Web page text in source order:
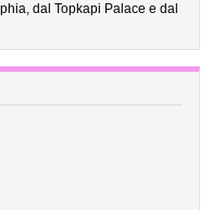
dal Topkapi Palace e dal